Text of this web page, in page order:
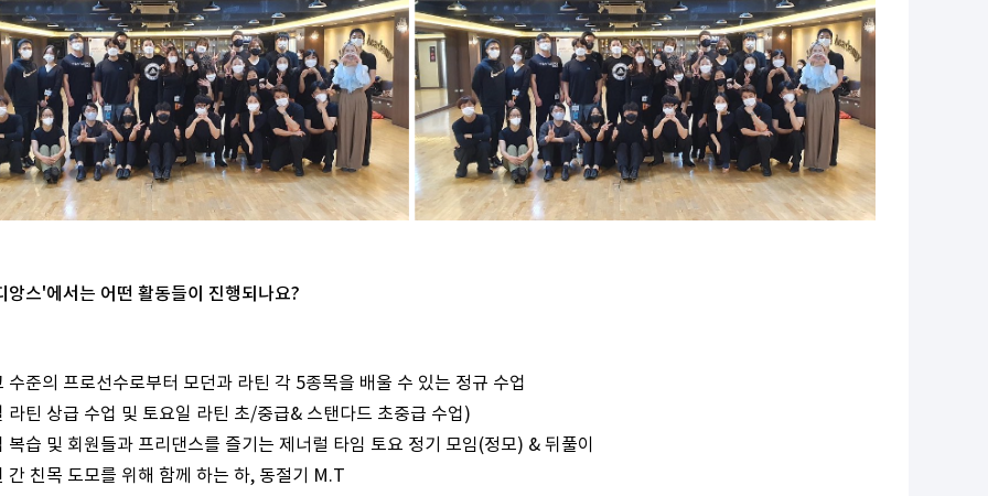
스'에서는 어떤 활동들이 진행되나요?
준의 프로선수로부터 모던과 라틴 각 5종목을 배울 수 있는 정규 수업
라틴 상급 수업 및 토요일 라틴 초/중급& 스탠다드 초중급 수업)
습 및 회원들과 프리댄스를 즐기는 제너럴 타임 토요 정기 모임(정모) & 뒤풀이
친목 도모를 위해 함께 하는 하, 동절기 M.T